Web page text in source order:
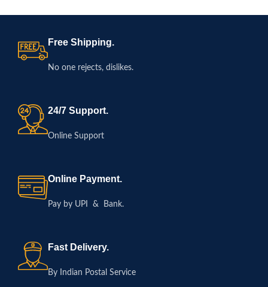
Free Shipping.
No one rejects, dislikes.
24/7 Support.
Online Support
Online Payment.
Pay by UPI & Bank.
Fast Delivery.
By Indian Postal Service